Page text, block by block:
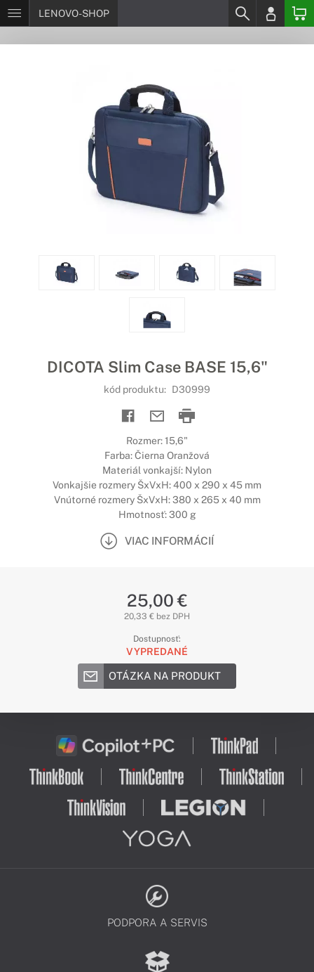
LENOVO-SHOP
DICOTA Slim Case BASE 15,6"
kód produktu: D30999
Rozmer: 15,6"
Farba: Čierna Oranžová
Materiál vonkajší: Nylon
Vonkajšie rozmery ŠxVxH: 400 x 290 x 45 mm
Vnútorné rozmery ŠxVxH: 380 x 265 x 40 mm
Hmotnosť: 300 g
VIAC INFORMÁCIÍ
25,00 €
20,33 € bez DPH
Dostupnosť:
VYPREDANÉ
OTÁZKA NA PRODUKT
PODPORA A SERVIS